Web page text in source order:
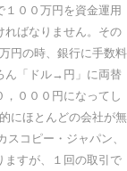
００万円を資金運用
ればなりません。その
円の時、銀行に手数料
ん「ドル→円」に両替
０００円になってし
にほとんどの会社が無
コピー・ジャパン、
ますが、１回の取引で